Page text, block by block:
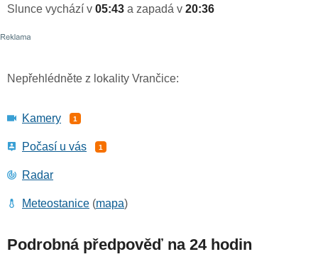
Slunce vychází v 05:43 a zapadá v 20:36
Nepřehlédněte z lokality Vrančice:
Kamery 1
Počasí u vás 1
Radar
Meteostanice (mapa)
Podrobná předpověď na 24 hodin